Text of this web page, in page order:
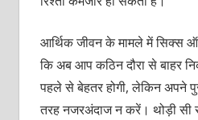
आर्थिक जीवन के मामले में सिक्स
कि अब आप कठिन दौरा से बाहर
पहले से बेहतर होगी, लेकिन अपने
तरह नजरअंदाज न करें। थोड़ी सी